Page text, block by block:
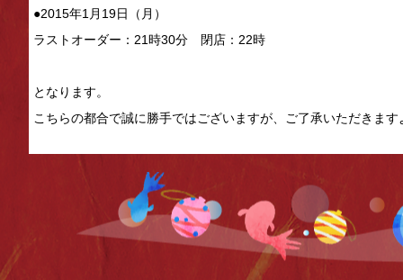
●2015年1月19日（月）
ラストオーダー：21時30分 閉店：22時
となります。
こちらの都合で誠に勝手ではございますが、ご了承いただきま